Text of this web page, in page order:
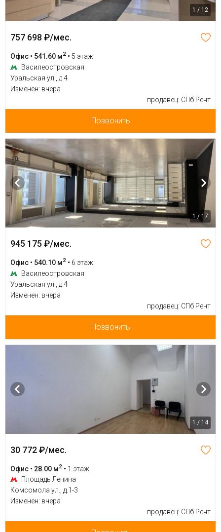
1 / 12
757 698 ₽/мес.
Офис • 541.60 м2 • 5 этаж
Василеостровская
Уральская ул., д.4
Изменен: вчера
продавец: СПб Рент
Позвонить
1 / 17
945 175 ₽/мес.
Офис • 540.10 м2 • 6 этаж
Василеостровская
Уральская ул., д.4
Изменен: вчера
продавец: СПб Рент
Позвонить
1 / 14
30 772 ₽/мес.
Офис • 28.00 м2 • 1 этаж
Площадь Ленина
Комсомола ул., д.1-3
Изменен: вчера
продавец: СПб Рент